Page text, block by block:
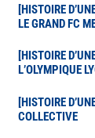
[HISTOIRE
LE GRAND FC
[HISTOIRE
L’OLYMPIQUE
[HISTOIRE
COLLECTIVE